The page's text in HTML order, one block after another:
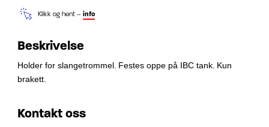
Klikk og hent – info
Beskrivelse
Holder for slangetrommel. Festes oppe på IBC tank. Kun
brakett.
Kontakt oss